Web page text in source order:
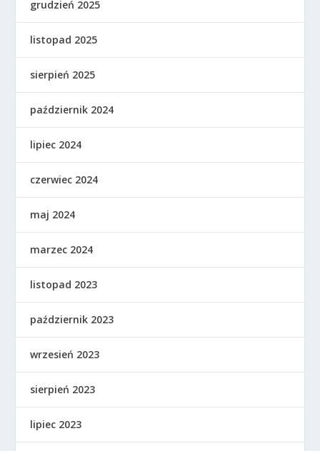
grudzień 2025
listopad 2025
sierpień 2025
październik 2024
lipiec 2024
czerwiec 2024
maj 2024
marzec 2024
listopad 2023
październik 2023
wrzesień 2023
sierpień 2023
lipiec 2023